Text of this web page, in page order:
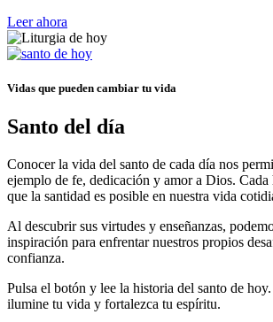
Leer ahora
Vidas que pueden cambiar tu vida
Santo del día
Conocer la vida del santo de cada día nos
ejemplo de fe, dedicación y amor a Dios. Cada
que la santidad es posible en nuestra vida
Al descubrir sus virtudes y enseñanzas,
inspiración para enfrentar nuestros propios
confianza.
Pulsa el botón y lee la historia del santo de
ilumine tu vida y fortalezca tu espíritu.